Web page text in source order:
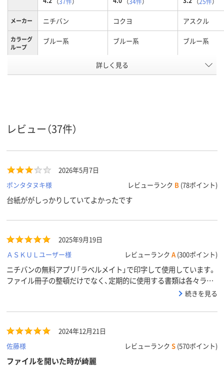
メーカー ニチバン コクヨ アスクル
カラーグ
ループ
ブルー系 ブルー系 ブルー系
なし
詳しく見る
レビュー（37件）
2026年5月7日
ポンタタヌキ様
レビューランク B (78ポイント)
台紙ががしっかりしていてよかったです
2025年9月19日
ＡＳＫＵＬユーザー様
レビューランク A (300ポイント)
ニチバンの無料アプリ「ラベルメイト」で印字して使用しています。
ファイル冊子の整頓だけでなく、定期的に使用する書類は各々ラベ
ルをつけたクリアファイルに入れケースにまとめているので、必要
続きを見る
2024年12月21日
佐藤様
レビューランク S (570ポイント)
ファイルを開いた時が綺麗